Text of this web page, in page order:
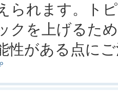
られます。ト
クを上げるた
性がある点に